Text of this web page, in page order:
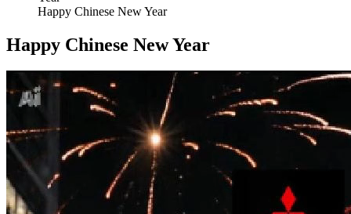
Happy Chinese New Year
Happy Chinese New Year